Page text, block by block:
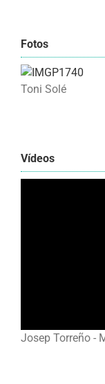
Fotos
Toni Solé
Vídeos
Josep Torreño -